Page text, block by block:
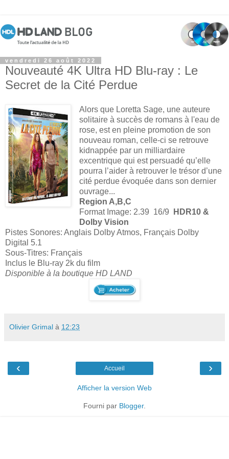
vendredi 26 août 2022
Nouveauté 4K Ultra HD Blu-ray : Le
Secret de la Cité Perdue
Alors que Loretta Sage, une auteure
solitaire à succès de romans à l'eau de
rose, est en pleine promotion de son
nouveau roman, celle-ci se retrouve
kidnappée par un milliardaire
excentrique qui est persuadé qu’elle
pourra l’aider à retrouver le trésor d’une
cité perdue évoquée dans son dernier
ouvrage...
Region A,B,C
Format Image: 2.39 16/9
HDR10 &
Dolby Vision
Pistes Sonores: Anglais Dolby Atmos, Français Dolby
Digital 5.1
Sous-Titres: Français
Inclus le Blu-ray 2k du film
Disponible à la boutique HD LAND
Olivier Grimal à 12:23
‹ ›
Accueil
Afficher la version Web
Fourni par Blogger.